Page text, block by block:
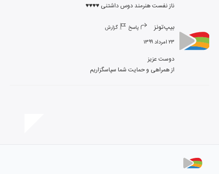
ناز نفست هنرمند دوس داشتنی ♥️♥️♥️♥️
بیپ‌تونز پاسخ گزارش
۲۳ امرداد ۱۳۹۹
از همراهی و حمایت شما سپاسگزاریم